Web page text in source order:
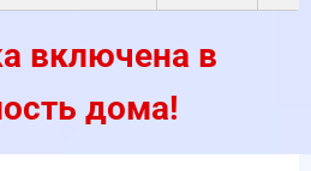
включена в
дома!